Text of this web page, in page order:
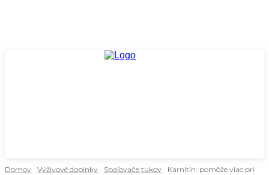
Domov Výživové doplnky Spaľovače tukov
Karnitín: pomôže viac pri